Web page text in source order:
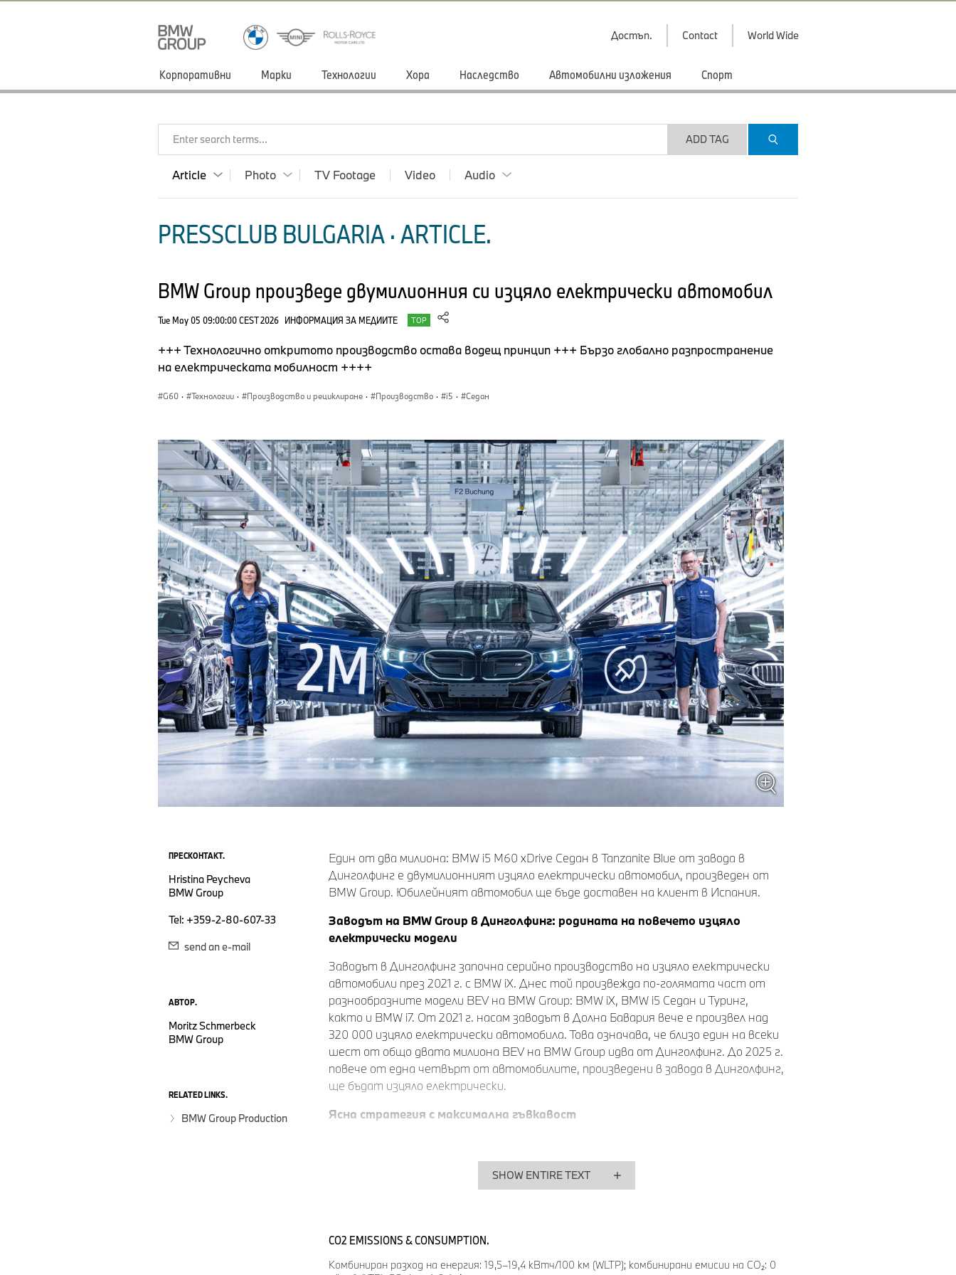
Достъп. Contact World Wide
Корпоративни Марки Технологии Хора Наследство Автомобилни изложения Спорт
Enter search terms... ADD TAG
Article Photo TV Footage Video Audio
PRESSCLUB BULGARIA · ARTICLE.
BMW Group произведе двумилионния си изцяло електрически автомобил
Tue May 05 09:00:00 CEST 2026 ИНФОРМАЦИЯ ЗА МЕДИИТЕ TOP
+++ Технологично откритото производство остава водещ принцип +++ Бързо глобално разпространение
на електрическата мобилност ++++
G60 · Технологии · Производство и рециклиране · Производство · i5 · Седан
ПРЕСКОНТАКТ.
Hristina Peycheva
BMW Group
Tel: +359-2-80-607-33
send an e-mail
АВТОР.
Moritz Schmerbeck
BMW Group
RELATED LINKS.
BMW Group Production
Един от два милиона: BMW i5 M60 xDrive Седан в Tanzanite Blue от завода в
Динголфинг е двумилионният изцяло електрически автомобил, произведен от
BMW Group. Юбилейният автомобил ще бъде доставен на клиент в Испания.
Заводът на BMW Group в Динголфинг: родината на повечето изцяло
електрически модели
Заводът в Динголфинг започна серийно производство на изцяло електрически
автомобили през 2021 г. с BMW iX. Днес той произвежда по-голямата част от
разнообразните модели BEV на BMW Group: BMW iX, BMW i5 Седан и Туринг,
както и BMW i7. От 2021 г. насам заводът в Долна Бавария вече е произвел над
320 000 изцяло електрически автомобила. Това означава, че близо един на всеки
шест от общо двата милиона BEV на BMW Group идва от Динголфинг. До 2025 г.
повече от една четвърт от автомобилите, произведени в завода в Динголфинг,
ще бъдат изцяло електрически.
Ясна стратегия с максимална гъвкавост
следва технологично неутрален подход в своите заводи: автомобили с различни
задвижващи системи се произвеждат гъвкаво заедно на една производствена
линия. От няколко години насам поне един изцяло електрически модел слиза от
По този начин BMW Group допринася значително за това Германия днес да бъде
второто по обеми място за производство на електрически автомобили в
SHOW ENTIRE TEXT
CO2 EMISSIONS & CONSUMPTION.
Комбиниран разход на енергия: 19,5–19,4 кВтч/100 км (WLTP); комбинирани емисии на CO₂: 0